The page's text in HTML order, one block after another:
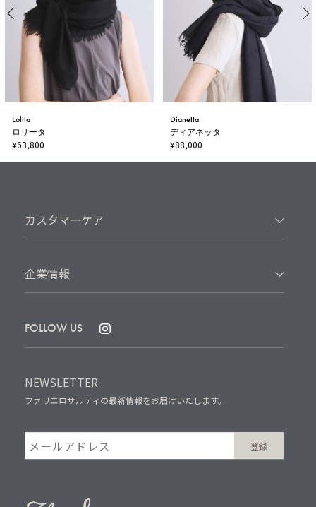
Lolita
ロリータ
¥63,800
Dianetta
ディアネッタ
¥88,000
カスタマーケア
企業情報
FOLLOW US
NEWSLETTER
ファリエロサルティの最新情報をお届けいたします。